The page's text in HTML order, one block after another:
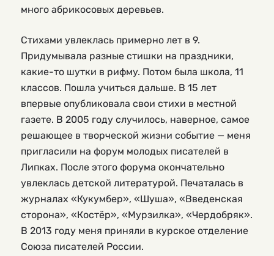
много абрикосовых деревьев.
Стихами увлеклась примерно лет в 9.
Придумывала разные стишки на праздники,
какие-то шутки в рифму. Потом была школа, 11
классов. Пошла учиться дальше. В 15 лет
впервые опубликовала свои стихи в местной
газете. В 2005 году случилось, наверное, самое
решающее в творческой жизни событие — меня
пригласили на форум молодых писателей в
Липках. После этого форума окончательно
увлеклась детской литературой. Печаталась в
журналах «Кукумбер», «Шуша», «Введенская
сторона», «Костёр», «Мурзилка», «Чердобряк».
В 2013 году меня приняли в курское отделение
Союза писателей России.